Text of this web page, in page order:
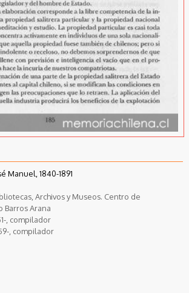
Manuel, 1840-1891
Archivos y Museos. Centro de
Barros Arana
, compilador
, compilador